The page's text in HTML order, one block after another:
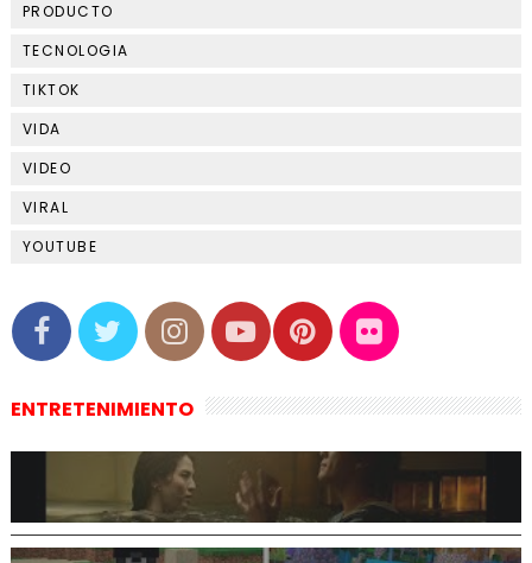
PRODUCTO
TECNOLOGIA
TIKTOK
VIDA
VIDEO
VIRAL
YOUTUBE
ENTRETENIMIENTO